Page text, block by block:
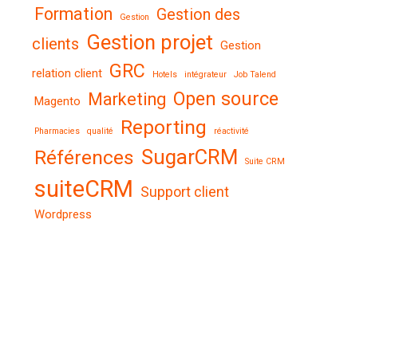
Formation Gestion
Gestion des
clients Gestion projet Gestion
relation client GRC Hotels intégrateur Job Talend
Magento Marketing Open source
Pharmacies qualité Reporting réactivité
Références SugarCRM Suite CRM
suiteCRM Support client
Wordpress